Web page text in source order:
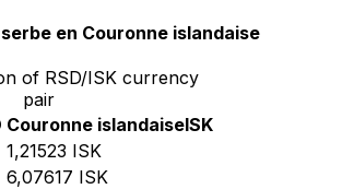
en Couronne islandaise
of RSD/ISK currency
pair
Couronne islandaiseISK
1,21523 ISK
6,07617 ISK